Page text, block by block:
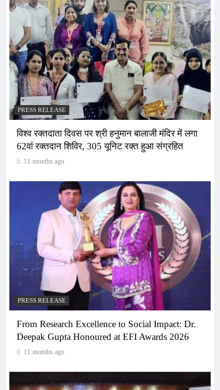
PRESS RELEASE
विश्व रक्तदाता दिवस पर श्री हनुमान बालाजी मंदिर में लगा
62वां रक्तदान शिविर, 305 यूनिट रक्त हुआ संग्रहित
11 months ago
PRESS RELEASE
From Research Excellence to Social Impact: Dr.
Deepak Gupta Honoured at EFI Awards 2026
11 months ago